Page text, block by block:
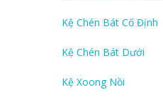
Kệ Chén Bát Cố Định
Kệ Chén Bát Dưới
Kệ Xoong Nồi